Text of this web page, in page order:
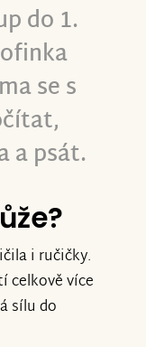
do 1.
se s
a psát.
i ručičky.
celkově více
sílu do